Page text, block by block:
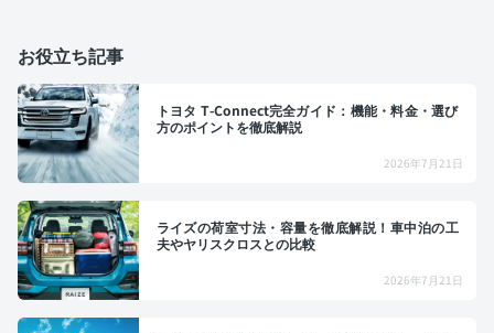
お役立ち記事
トヨタ T-Connect完全ガイド：機能・料金・選び
方のポイントを徹底解説
2026年7月21日
ライズの荷室寸法・容量を徹底解説！車中泊の工
夫やヤリスクロスとの比較
2026年7月21日